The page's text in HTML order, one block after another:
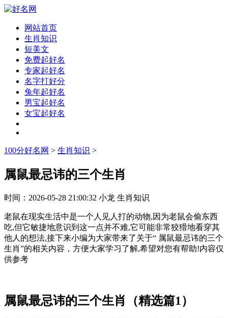
网站首页
生肖知识
短美文
免费起好名
专家起好名
名字打好分
兔年起好名
男宝起好名
女宝起好名
100分好名网 > 生肖知识 >
属鼠最忌讳的三个生肖
时间： 2026-05-28 21:00:32 小龙 生肖知识
老鼠在现实生活中是一个人见人打的动物,因为老鼠会偷东西
吃,但它敏捷地意识到这一点并不难,它可能非常狡猾地看穿其
他人的想法,接下来小编为大家带来了关于“ 属鼠最忌讳的三个
生肖”的相关内容，方便大家学习了解,希望对您有帮助!内容仅
供参考
属鼠最忌讳的三个生肖（精选篇1）